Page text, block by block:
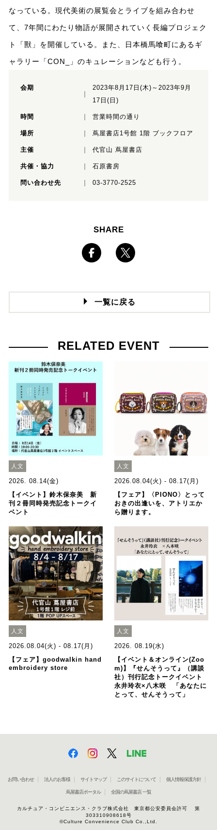
なっている。現代美術の展覧会とライブを組み合わせ
て、7年間にわたり物語が展開されていく長編プロジェク
ト「獸」を開催している。また、日本橋馬喰町にあるギ
ャラリー「CON_」のキュレーションなども行う。
会期
2023年8月17日(木)～2023年9月
17日(日)
時間 営業時間の通り
場所 蔦屋書店1号館 1階 ブックフロア
主催 代官山 蔦屋書店
共催・協力 石原書房
問い合わせ先 03-3770-2525
SHARE
一覧に戻る
RELATED EVENT
人文
2026. 08.14(金)
【イベント】鈴木保奈美 新
刊２冊同時発売記念トークイ
ベント
人文
2026.08.04(火) - 08.17(月)
【フェア】〈PIONO〉とって
おきの出逢いを、アトリエか
ら贈ります。
人文
2026.08.04(火) - 08.17(月)
【フェア】goodwalkin hand
embroidery store
人文
2026. 08.19(水)
【イベント＆オンライン(Zoo
m)】『せんそうって』（講談
社）刊行記念トークイベント
永井玲衣×八木咲 「あなたに
とって、せんそうって」
お問い合わせ 法人のお客様 サイトマップ このサイトについて 個人情報保護方針
蔦屋書店ポータル 全国の蔦屋書店 一覧
カルチュア・コンビニエンス・クラブ株式会社 東京都公安委員会許可 第
303310908618号
©Culture Convenience Club Co.,Ltd.